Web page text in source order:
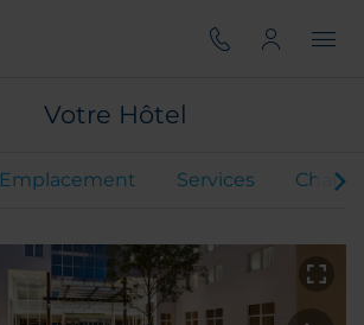
Votre Hôtel
Emplacement Services